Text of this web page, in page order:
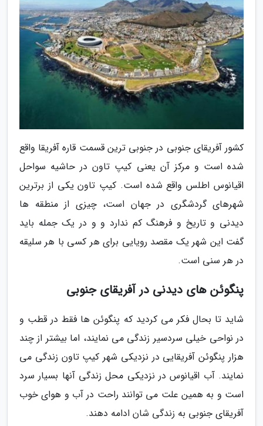
کشور آفریقای جنوبی در جنوبی ترین قسمت قاره آفریقا واقع
شده است و مرکز آن یعنی کیپ تاون در حاشیه سواحل
اقیانوس اطلس واقع شده است. کیپ تاون یکی از برترین
شهرهای گردشگری در جهان است، چیزی از منطقه ها
دیدنی و تاریخ و فرهنگ کم ندارد و و در یک جمله باید
گفت این شهر یک مقصد رویایی برای هر کسی با هر سلیقه
در هر سنی است.
پنگوئن های دیدنی در آفریقای جنوبی
شاید تا بحال فکر می کردید که پنگوئن ها فقط در قطب و
در نواحی خیلی سردسیر زندگی می نمایند، اما بیشتر از چند
هزار پنگوئن آفریقایی در نزدیکی شهر کیپ تاون زندگی می
نمایند. آب اقیانوس در نزدیکی محل زندگی آنها بسیار سرد
است و به همین علت می توانند راحت در آب و هوای خوب
آفریقای جنوبی به زندگی شان ادامه دهند.